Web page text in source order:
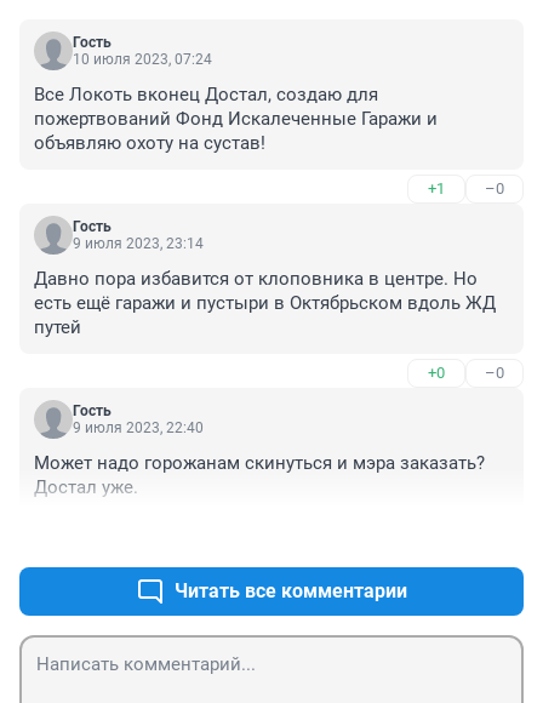
Гость
10 июля 2023, 07:24
Все Локоть вконец Достал, создаю для
пожертвований Фонд Искалеченные Гаражи и
объявляю охоту на сустав!
+1 –0
Гость
9 июля 2023, 23:14
Давно пора избавится от клоповника в центре. Но
есть ещё гаражи и пустыри в Октябрьском вдоль ЖД
путей
+0 –0
Гость
9 июля 2023, 22:40
Может надо горожанам скинуться и мэра заказать?
Достал уже.
Читать все комментарии